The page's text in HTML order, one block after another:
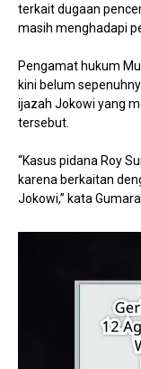
terkait dugaan
masih menghadapi
Pengamat hukum
kini belum
ijazah Jokowi yang
tersebut.
“Kasus pidana Roy
karena berkaitan
Jokowi,” kata